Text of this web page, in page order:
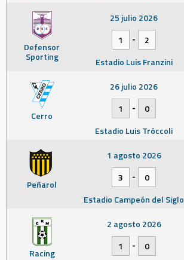
Defensor
Sporting
25 julio 2026
1
-
2
Estadio Luis Franzini
Cerro
26 julio 2026
1
-
0
Estadio Luis Tróccoli
Peñarol
1 agosto 2026
3
-
0
Estadio Campeón del Siglo
Racing
2 agosto 2026
1
-
0